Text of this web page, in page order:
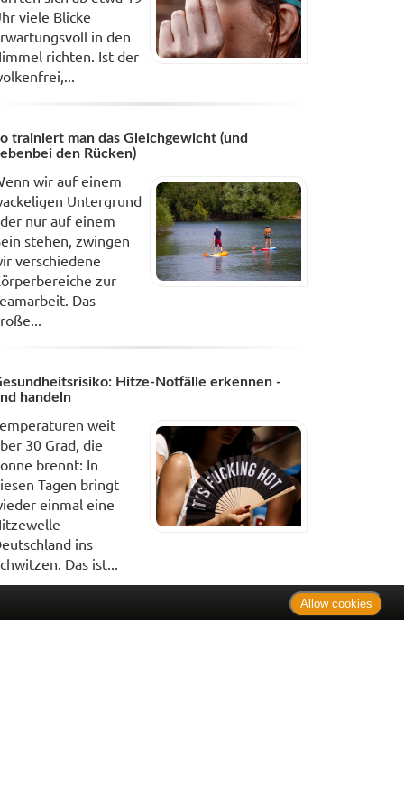
viele Blicke
in den
richten. Ist der
trainiert man das Gleichgewicht (und
den Rücken)
wir auf einem
Untergrund
nur auf einem
stehen, zwingen
verschiedene
zur
Das
Hitze-Notfälle erkennen -
handeln
weit
30 Grad, die
brennt: In
Tagen bringt
einmal eine
ins
Das ist...
Allow cookies